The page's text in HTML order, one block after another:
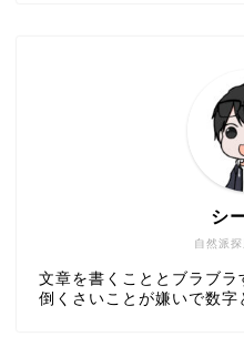
自然派
シ
文章を書くこととブラブ
倒くさいことが嫌いで数字